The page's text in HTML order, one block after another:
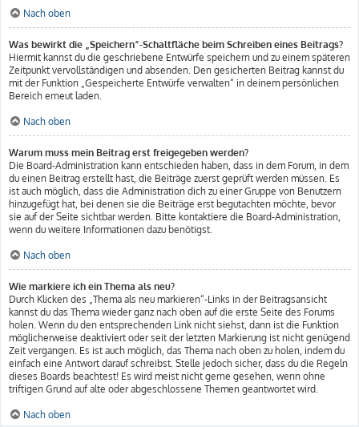
Nach oben
Was bewirkt die „Speichern“-Schaltfläche beim Schreiben eines Beitrags?
Hiermit kannst du die geschriebene Entwürfe speichern und zu einem späteren
Zeitpunkt vervollständigen und absenden. Den gesicherten Beitrag kannst du
mit der Funktion „Gespeicherte Entwürfe verwalten“ in deinem persönlichen
Bereich erneut laden.
Nach oben
Warum muss mein Beitrag erst freigegeben werden?
Die Board-Administration kann entschieden haben, dass in dem Forum, in dem
du einen Beitrag erstellt hast, die Beiträge zuerst geprüft werden müssen. Es
ist auch möglich, dass die Administration dich zu einer Gruppe von Benutzern
hinzugefügt hat, bei denen sie die Beiträge erst begutachten möchte, bevor
sie auf der Seite sichtbar werden. Bitte kontaktiere die Board-Administration,
wenn du weitere Informationen dazu benötigst.
Nach oben
Wie markiere ich ein Thema als neu?
Durch Klicken des „Thema als neu markieren“-Links in der Beitragsansicht
kannst du das Thema wieder ganz nach oben auf die erste Seite des Forums
holen. Wenn du den entsprechenden Link nicht siehst, dann ist die Funktion
möglicherweise deaktiviert oder seit der letzten Markierung ist nicht genügend
Zeit vergangen. Es ist auch möglich, das Thema nach oben zu holen, indem du
einfach eine Antwort darauf schreibst. Stelle jedoch sicher, dass du die Regeln
dieses Boards beachtest! Es wird meist nicht gerne gesehen, wenn ohne
triftigen Grund auf alte oder abgeschlossene Themen geantwortet wird.
Nach oben